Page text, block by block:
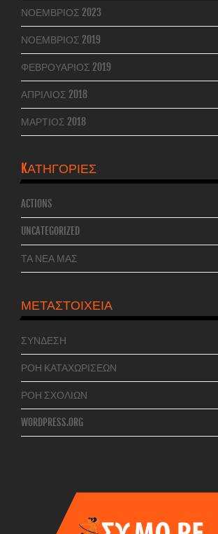
ΝΟΈΜΒΡΙΟΣ 2023
ΝΟΈΜΒΡΙΟΣ 2019
ΦΕΒΡΟΥΆΡΙΟΣ 2019
ΑΠΡΊΛΙΟΣ 2018
ΜΆΡΤΙΟΣ 2018
KΑΤΗΓΟΡΊΕΣ
ACTIONS
UNCATEGORIZED
ΤΑ ΝΕΑ ΜΑΣ
ΜΕΤΑΣΤΟΙΧΕΊΑ
ΣΎΝΔΕΣΗ
ΡΟΉ ΚΑΤΑΧΩΡΊΣΕΩΝ
ΡΟΉ ΣΧΟΛΊΩΝ
WORDPRESS.ORG